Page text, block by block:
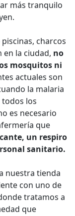
más tranquilo
charcos
en la ciudad, no
mosquitos ni
actuales son
la malaria
los
es necesario
que
un respiro
sanitario.
nuestra tienda
con uno de
tratamos a
que